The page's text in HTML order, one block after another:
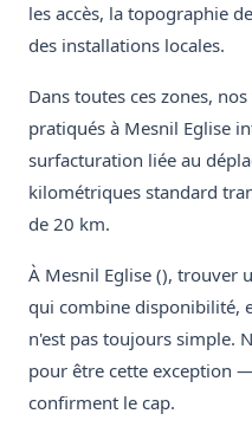
les accès, la topographie
des installations locales.
Dans toutes ces zones,
pratiqués à Mesnil Eglise
surfacturation liée au
kilométriques standard
de 20 km.
À Mesnil Eglise (), trouver
qui combine disponibilité,
n'est pas toujours simple.
pour être cette exception
confirment le cap.